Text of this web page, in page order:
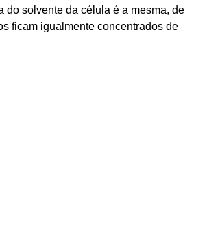
do solvente da célula é a mesma, de
ficam igualmente concentrados de